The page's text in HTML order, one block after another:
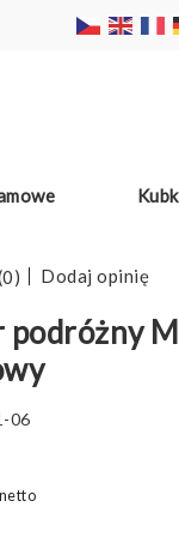
Dodaj opinię
podróżny
06
netto